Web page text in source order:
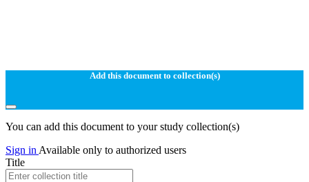
Add this document to collection(s)
You can add this document to your study collection(s)
Sign in Available only to authorized users
Title